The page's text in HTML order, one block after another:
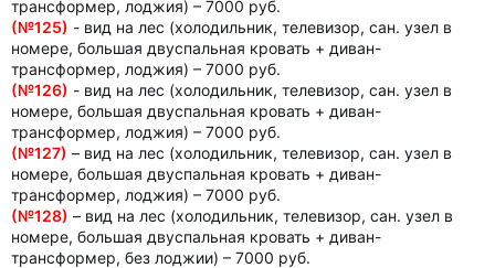
трансформер, лоджия) – 7000 руб.
(№125) - вид на лес (холодильник, телевизор, сан. узел в
номере, большая двуспальная кровать + диван-
трансформер, лоджия) – 7000 руб.
(№126) - вид на лес (холодильник, телевизор, сан. узел в
номере, большая двуспальная кровать + диван-
трансформер, лоджия) – 7000 руб.
(№127) – вид на лес (холодильник, телевизор, сан. узел в
номере, большая двуспальная кровать + диван-
трансформер, лоджия) – 7000 руб.
(№128) – вид на лес (холодильник, телевизор, сан. узел в
номере, большая двуспальная кровать + диван-
трансформер, без лоджии) – 7000 руб.